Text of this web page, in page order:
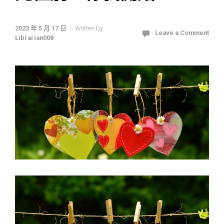
2023 年 5 月 17 日
Written by
Librarian008
Leave a Comment